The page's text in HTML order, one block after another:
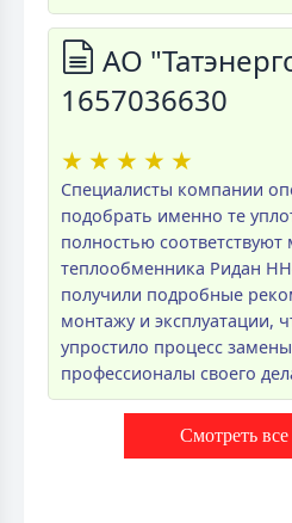
АО
1657036630
★ ★ ★ ★ ★
Специалисты компании
подобрать именно те
полностью
теплообменника Ридан
получили подробные
монтажу и эксплуатации,
упростило процесс
профессионалы своего
Смотреть